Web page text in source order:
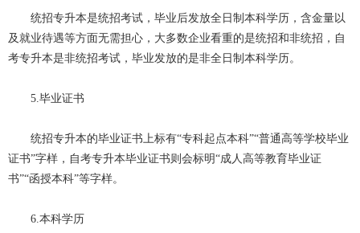
统招专升本是统招考试，毕业后发放全日制本科学历，含金量以
及就业待遇等方面无需担心，大多数企业看重的是统招和非统招，自
考专升本是非统招考试，毕业发放的是非全日制本科学历。
5.毕业证书
统招专升本的毕业证书上标有“专科起点本科”“普通高等学校毕业
证书”字样，自考专升本毕业证书则会标明“成人高等教育毕业证
书”“函授本科”等字样。
6.本科学历